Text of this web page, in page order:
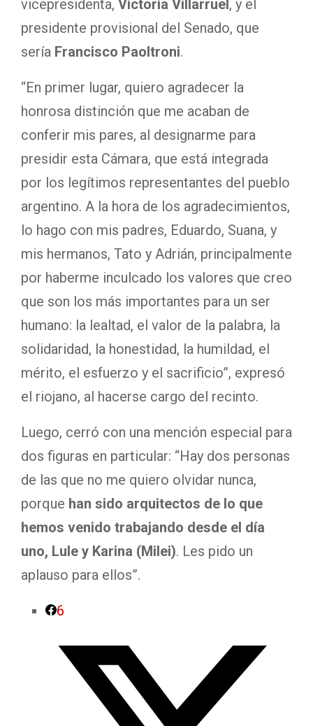
vicepresidenta, Victoria Villarruel , y el
presidente provisional del Senado, que
sería Francisco Paoltroni.
“En primer lugar, quiero agradecer la
honrosa distinción que me acaban de
conferir mis pares, al designarme para
presidir esta Cámara, que está integrada
por los legítimos representantes del pueblo
argentino. A la hora de los agradecimientos,
lo hago con mis padres, Eduardo, Suana, y
mis hermanos, Tato y Adrián, principalmente
por haberme inculcado los valores que creo
que son los más importantes para un ser
humano: la lealtad, el valor de la palabra, la
solidaridad, la honestidad, la humildad, el
mérito, el esfuerzo y el sacrificio”, expresó
el riojano, al hacerse cargo del recinto.
Luego, cerró con una mención especial para
dos figuras en particular: “Hay dos personas
de las que no me quiero olvidar nunca,
porque han sido arquitectos de lo que
hemos venido trabajando desde el día
uno, Lule y Karina (Milei). Les pido un
aplauso para ellos”.
6